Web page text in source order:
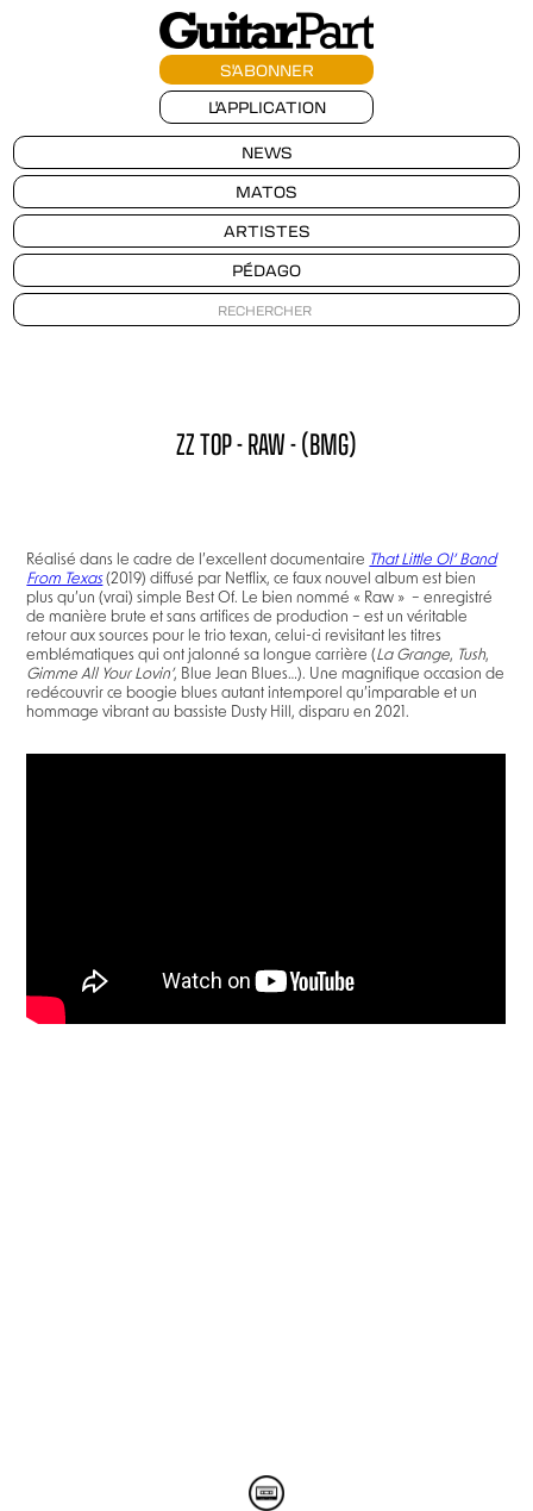
S'ABONNER
L'APPLICATION
NEWS
MATOS
ARTISTES
PÉDAGO
ZZ TOP - RAW - (BMG)
Réalisé dans le cadre de l’excellent documentaire That Little Ol’ Band
From Texas(2019) diffusé par Netflix, ce faux nouvel album est bien
plus qu’un (vrai) simple Best Of. Le bien nommé « Raw » – enregistré
de manière brute et sans artifices de production – est un véritable
retour aux sources pour le trio texan, celui-ci revisitant les titres
emblématiques qui ont jalonné sa longue carrière (La Grange, Tush,
Gimme All Your Lovin’, Blue Jean Blues…). Une magnifique occasion de
redécouvrir ce boogie blues autant intemporel qu’imparable et un
hommage vibrant au bassiste Dusty Hill, disparu en 2021.